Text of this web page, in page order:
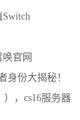
官网
身份大揭秘！
），cs16服务器